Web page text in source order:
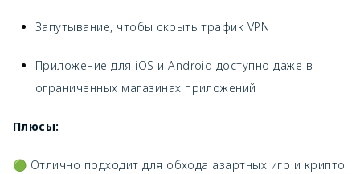
Запутывание, чтобы скрыть трафик VPN
Приложение для iOS и Android доступно даже в
ограниченных магазинах приложений
Плюсы:
🟢 Отлично подходит для обхода азартных игр и крипто